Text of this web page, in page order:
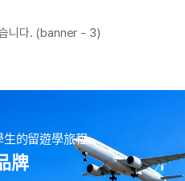
니다. (banner - 3)
的留遊學旅程
牌